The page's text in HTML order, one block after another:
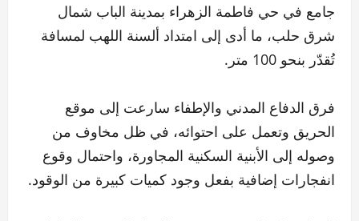
جامع في حي فاطمة الزهراء بمدينة الباب شمال
شرق حلب، ما أدى إلى امتداد ألسنة اللهب لمسافة
تُقدّر بنحو 100 متر.
فرق الدفاع المدني والإطفاء سارعت إلى موقع
الحريق وتعمل على احتوائه، في ظل مخاوف من
وصوله إلى الأبنية السكنية المجاورة، واحتمال وقوع
انفجارات إضافية بفعل وجود كميات كبيرة من الوقود.